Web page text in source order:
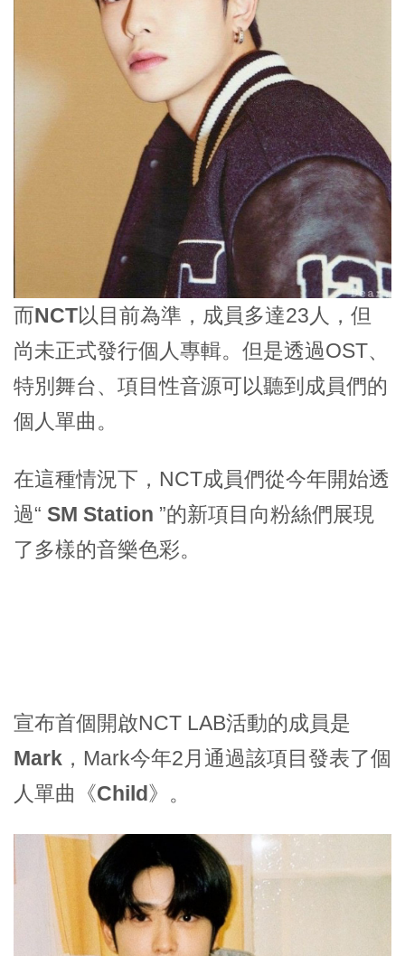
而NCT以目前為準，成員多達23人，但
尚未正式發行個人專輯。但是透過OST、
特別舞台、項目性音源可以聽到成員們的
個人單曲。
在這種情況下，NCT成員們從今年開始透
過“ SM Station ”的新項目向粉絲們展現
了多樣的音樂色彩。
宣布首個開啟NCT LAB活動的成員是
Mark ，Mark今年2月通過該項目發表了個
人單曲
《Child》 。